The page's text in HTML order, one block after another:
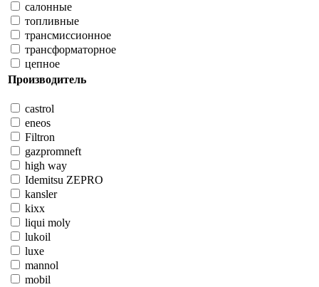
салонные
топливные
трансмиссионное
трансформаторное
цепное
Производитель
castrol
eneos
Filtron
gazpromneft
high way
Idemitsu ZEPRO
kansler
kixx
liqui moly
lukoil
luxe
mannol
mobil